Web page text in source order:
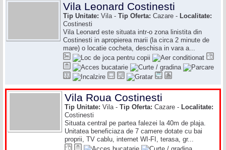
Vila Leonard Costinesti
Tip Unitate: Vila - Tip Oferta: Cazare - Localitate:
Costinesti
Vila Leonard este situata intr-o zona linistita din
Costinesti in apropierea marii (la circa 2 minute de
mare) o locatie cocheta, deschisa in vara a...
Vila Roua Costinesti
Tip Unitate: Vila - Tip Oferta: Cazare - Localitate:
Costinesti
Situata central pe partea falezei la 40m de plaja.
Unitatea beneficiaza de 7 camere dotate cu bai
proprii, TV cablu, internet WI-FI, terasa, gr...